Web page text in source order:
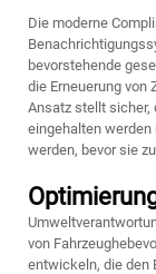
Die moderne
bevorstehende
die Erneuerung von
Ansatz stellt sicher,
eingehalten werden
werden, bevor sie
von
entwickeln, die den